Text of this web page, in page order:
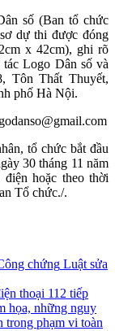
số (Ban tổ chức
dự thi được đóng
x 42cm), ghi rõ
Logo Dân số và
Tôn Thất Thuyết,
phố Hà Nội.
tổ chức bắt đầu
30 tháng 11 năm
hoặc theo thời
Tổ chức./.
Luật sửa